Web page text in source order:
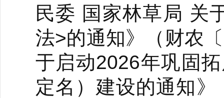
民委 国家林草局 关
法>的通知》（财农
于启动2026年巩固
定名）建设的通知